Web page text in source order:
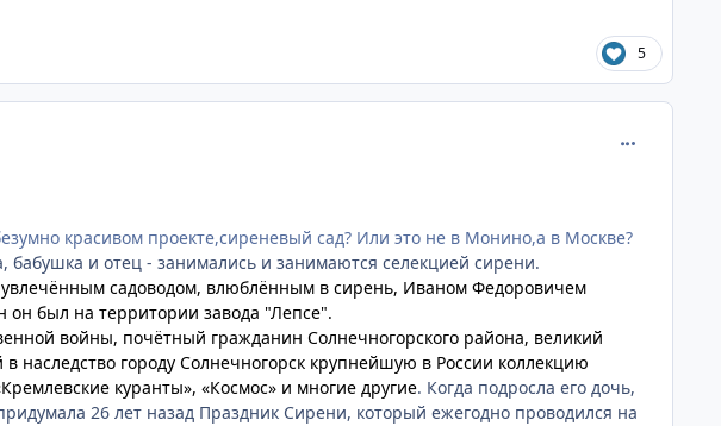
5
красивом проекте,сиреневый сад? Или это не в Монино,а в Москве?
и отец - занимались и занимаются селекцией сирени.
увлечённым садоводом, влюблённым в сирень, Иваном Федоровичем
был на территории завода "Лепсе".
войны, почётный гражданин Солнечногорского района, великий
наследство городу Солнечногорск крупнейшую в России коллекцию
куранты», «Космос» и многие другие. Когда подросла его дочь,
26 лет назад Праздник Сирени, который ежегодно проводился на